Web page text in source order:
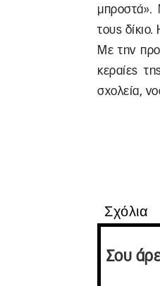
μπροστά».
τους
Με την
κεραίες
σχολεία,
Σχόλια
Σου